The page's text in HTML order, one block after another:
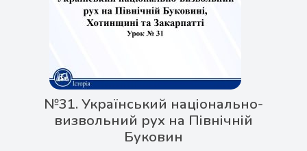
№31. Український національно-
визвольний рух на Північній
Буковин